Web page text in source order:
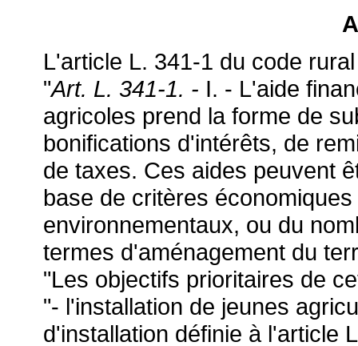
L'article L. 341-1 du code
"Art. L. 341-1. - I. - L'aide
agricoles prend la forme de
bonifications d'intérêts, de
de taxes. Ces aides peuvent
base de critères
environnementaux, ou du
termes d'aménagement du
"Les objectifs prioritaires de
"- l'installation de jeunes
d'installation définie à l'article